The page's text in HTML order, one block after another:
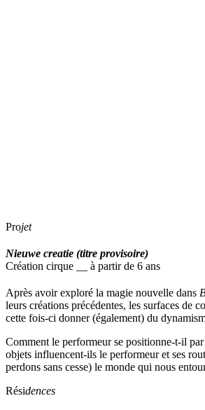
Projet
Nieuwe creatie (titre provisoire)
Création cirque __ à partir de 6 ans
Après avoir exploré la magie nouvelle dans
leurs créations précédentes, les surfaces de
cette fois-ci donner (également) du
Comment le performeur se positionne-t-il
objets influencent-ils le performeur et ses
perdons sans cesse) le monde qui nous
Résidences